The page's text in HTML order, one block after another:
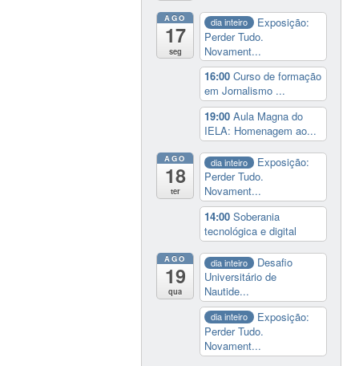
AGO
17
seg
dia inteiro
Exposição:
Perder Tudo.
Novament...
16:00Curso de formação
em Jornalismo ...
19:00Aula Magna do
IELA: Homenagem ao...
AGO
18
ter
dia inteiro
Exposição:
Perder Tudo.
Novament...
14:00Soberania
tecnológica e digital
AGO
19
qua
dia inteiro
Desafio
Universitário de
Nautide...
dia inteiro
Exposição:
Perder Tudo.
Novament...